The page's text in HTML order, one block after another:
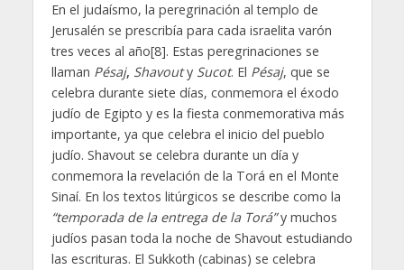
En el judaísmo, la peregrinación al templo de
Jerusalén se prescribía para cada israelita varón
tres veces al año[8]. Estas peregrinaciones se
llaman Pésaj, Shavouty Sucot. El Pésaj, que se
celebra durante siete días, conmemora el éxodo
judío de Egipto y es la fiesta conmemorativa más
importante, ya que celebra el inicio del pueblo
judío. Shavout se celebra durante un día y
conmemora la revelación de la Torá en el Monte
Sinaí. En los textos litúrgicos se describe como la
“temporada de la entrega de la Torá”y muchos
judíos pasan toda la noche de Shavout estudiando
las escrituras. El Sukkoth (cabinas) se celebra